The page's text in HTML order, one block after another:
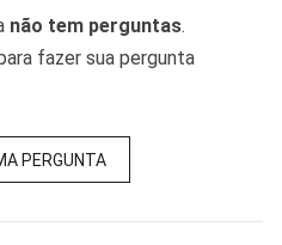
não tem perguntas.
fazer sua pergunta
PERGUNTA